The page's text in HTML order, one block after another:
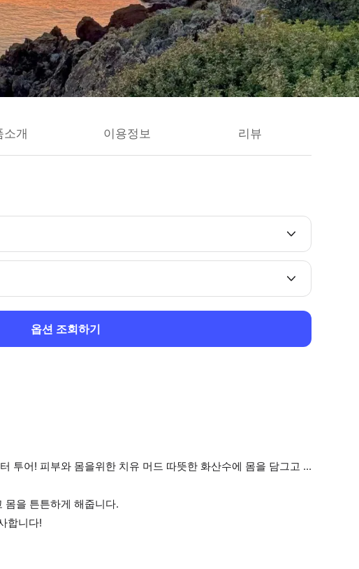
소개 이용정보 리뷰
옵션 조회하기
투어! 피부와 몸을위한 치유 머드 따뜻한 화산수에 몸을 담그고 ...
몸을 튼튼하게 해줍니다.
합니다!